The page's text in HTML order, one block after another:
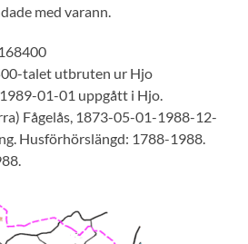
med varann.
talet utbruten ur Hjo
01-01 uppgått i Hjo.
Fågelås, 1873-05-01-1988-12-
Husförhörslängd: 1788-1988.